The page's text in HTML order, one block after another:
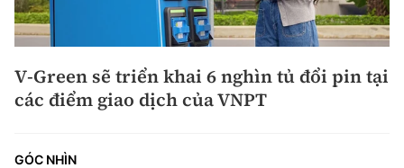
V-Green sẽ triển khai 6 nghìn tủ đổi pin tại
các điểm giao dịch của VNPT
GÓC NHÌN